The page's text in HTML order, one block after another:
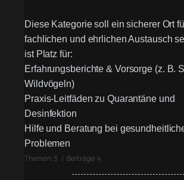
Diese Kategorie soll ein sicherer Ort
fachlichen und ehrlichen Austausch
ist Platz für:
Erfahrungsberichte & Vorsorge (z. B.
Wildvögeln)
Praxis-Leitfäden zu Quarantäne und
Desinfektion
Hilfe und Beratung bei
Problemen
Themen: 3 / Beiträge: 4